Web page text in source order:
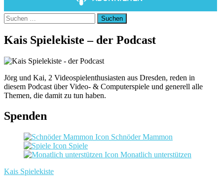
Suchen
nach:
Kais Spielekiste – der Podcast
Jörg und Kai, 2 Videospielenthusiasten aus Dresden, reden in
diesem Podcast über Video- & Computerspiele und generell alle
Themen, die damit zu tun haben.
Spenden
Schnöder Mammon
Spiele
Monatlich unterstützen
Kais Spielekiste